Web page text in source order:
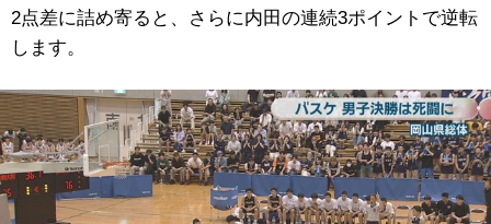
2点差に詰め寄ると、さらに内田の連続3ポイントで逆転
します。